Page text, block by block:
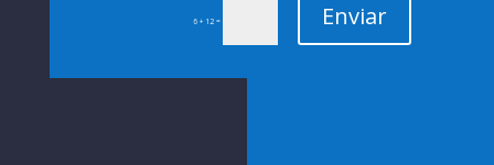
6 + 12 = Enviar